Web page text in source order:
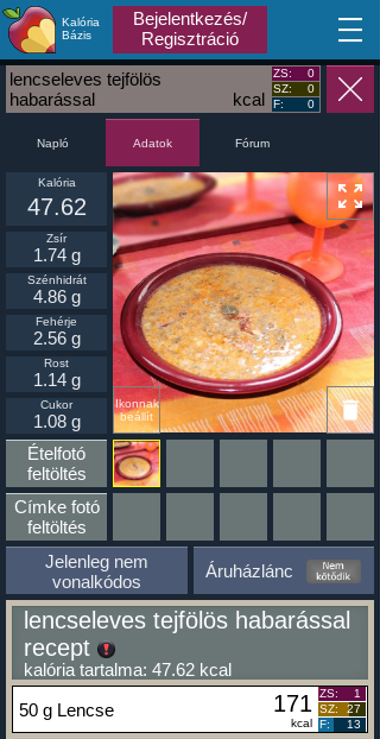
Kalória
Bázis
Bejelentkezés/
Regisztráció
MA
kcal
lencseleves tejfölös
habarással
ZS:
0
SZ:
0
F:
0
Napló Adatok Fórum
Ikonnak
beállít
Kalória
47.62
Zsír
1.74 g
Szénhidrát
4.86 g
Fehérje
2.56 g
Rost
1.14 g
Cukor
1.08 g
Ételfotó
feltöltés
Címke fotó
feltöltés
Jelenleg nem
vonalkódos
Áruházlánc
lencseleves tejfölös habarással
recept
kalória tartalma: 47.62 kcal
50 g Lencse
171
kcal
ZS:
1
SZ:
27
F:
13